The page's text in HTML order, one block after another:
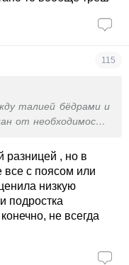
115
талией бёдрами и
от необходимости
разницей , но в
все с поясом или
низкую
подростка
не всегда